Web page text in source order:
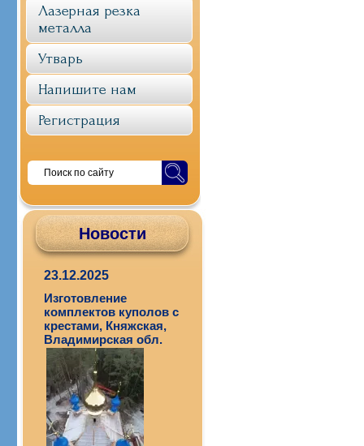
Лазерная резка
металла
Утварь
Напишите нам
Регистрация
Новости
23.12.2025
Изготовление
комплектов куполов с
крестами, Княжская,
Владимирская обл.